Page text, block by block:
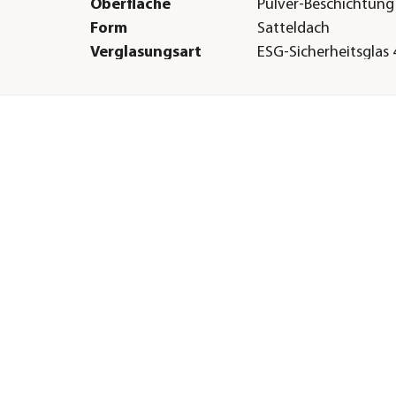
Oberfläche
Pulver-Beschichtung
Form
Satteldach
Verglasungsart
ESG-Sicherheitsglas